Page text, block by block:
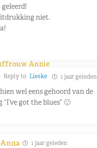
niet.
Annie
Reply to Lieske 1 jaar geleden
wel eens gehoord van de
got the blues” 🙂
1 jaar geleden